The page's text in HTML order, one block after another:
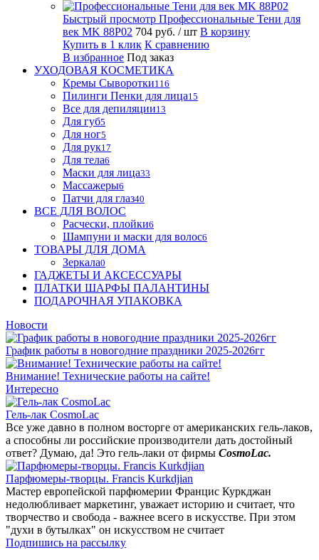
Быстрый просмотр Профессиональные Тени для
век MK 88P02 704 руб. / шт В корзину
Купить в 1 клик К сравнению
В избранное Под заказ
УХОДОВАЯ КОСМЕТИКА
Кремы Сыворотки116
Пилинги Пенки для лица15
Все для депиляции13
Для губ5
Для ног5
Для рук17
Для тела6
Маски для лица33
Массажеры6
Патчи для глаз40
ВСЕ ДЛЯ ВОЛОС
Расчески, плойки6
Шампуни и маски для волос6
ТОВАРЫ ДЛЯ ДОМА
Зеркала0
ГАДЖЕТЫ И АКСЕССУАРЫ
ПЛАТКИ ШАРФЫ ПАЛАНТИНЫ
ПОДАРОЧНАЯ УПАКОВКА
Новости
График работы в новогодние праздники 2025-2026гг
Внимание! Технические работы на сайте!
Интересно
Гель-лак CosmoLac
Все уже давно в полном восторге от американских гель-лаков,
а способны ли российские производители дать достойный
ответ? Думаю, да! Это гель-лаки от фирмы CosmoLac.
Парфюмеры-творцы. Francis Kurkdjian
Мастер европейской парфюмерии Францис Куркджан
недолюбливает маркетинг, уважает историю и считает, что
творчество и свобода - важнее всего в искусстве. При этом
"духи в бутылках" он искусством не считает
Подпишись на рассылку